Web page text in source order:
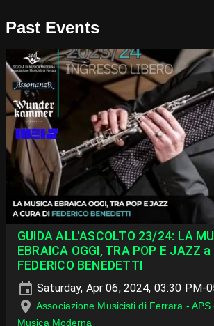
Past Events
GUIDA ALL'ASCOLTO 23/24: LA
EBRAICA OGGI, TRA POP E JAZZ
FEDERICO BENEDETTI
Saturday, Apr 06, 2024, 03:30 PM-
Associazione Musicisti di Ferrara - APS
Musica Moderna